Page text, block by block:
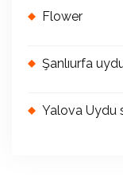
Flower
Şanlıurfa
Yalova Uydu